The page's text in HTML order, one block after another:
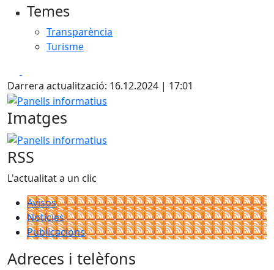
Temes
Transparència
Turisme
Darrera actualització: 16.12.2024 | 17:01
Panells informatius
Imatges
Panells informatius
RSS
L'actualitat a un clic
Avisos
Notícies
Publicacions
Adreces i telèfons